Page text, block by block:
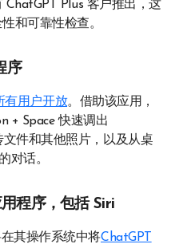
Plus 客户推出，这
和可靠性检查。
序
有用户开放。借助该应用，
+ Space 快速调出
件和其他照片，以及从桌
对话。
程序，包括 Siri
其操作系统中将ChatGPT